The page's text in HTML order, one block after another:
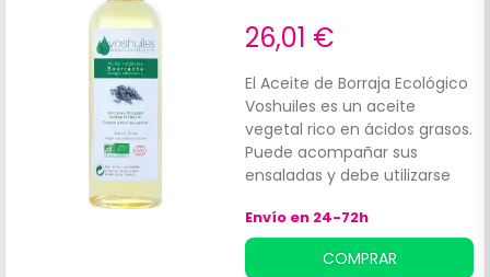
26,01 €
El Aceite de Borraja Ecológico
Voshuiles es un aceite
vegetal rico en ácidos grasos.
Puede acompañar sus
ensaladas y debe utilizarse
Agricultura Biológica FR-Bio 01.
Envío en 24-72h
COMPRAR